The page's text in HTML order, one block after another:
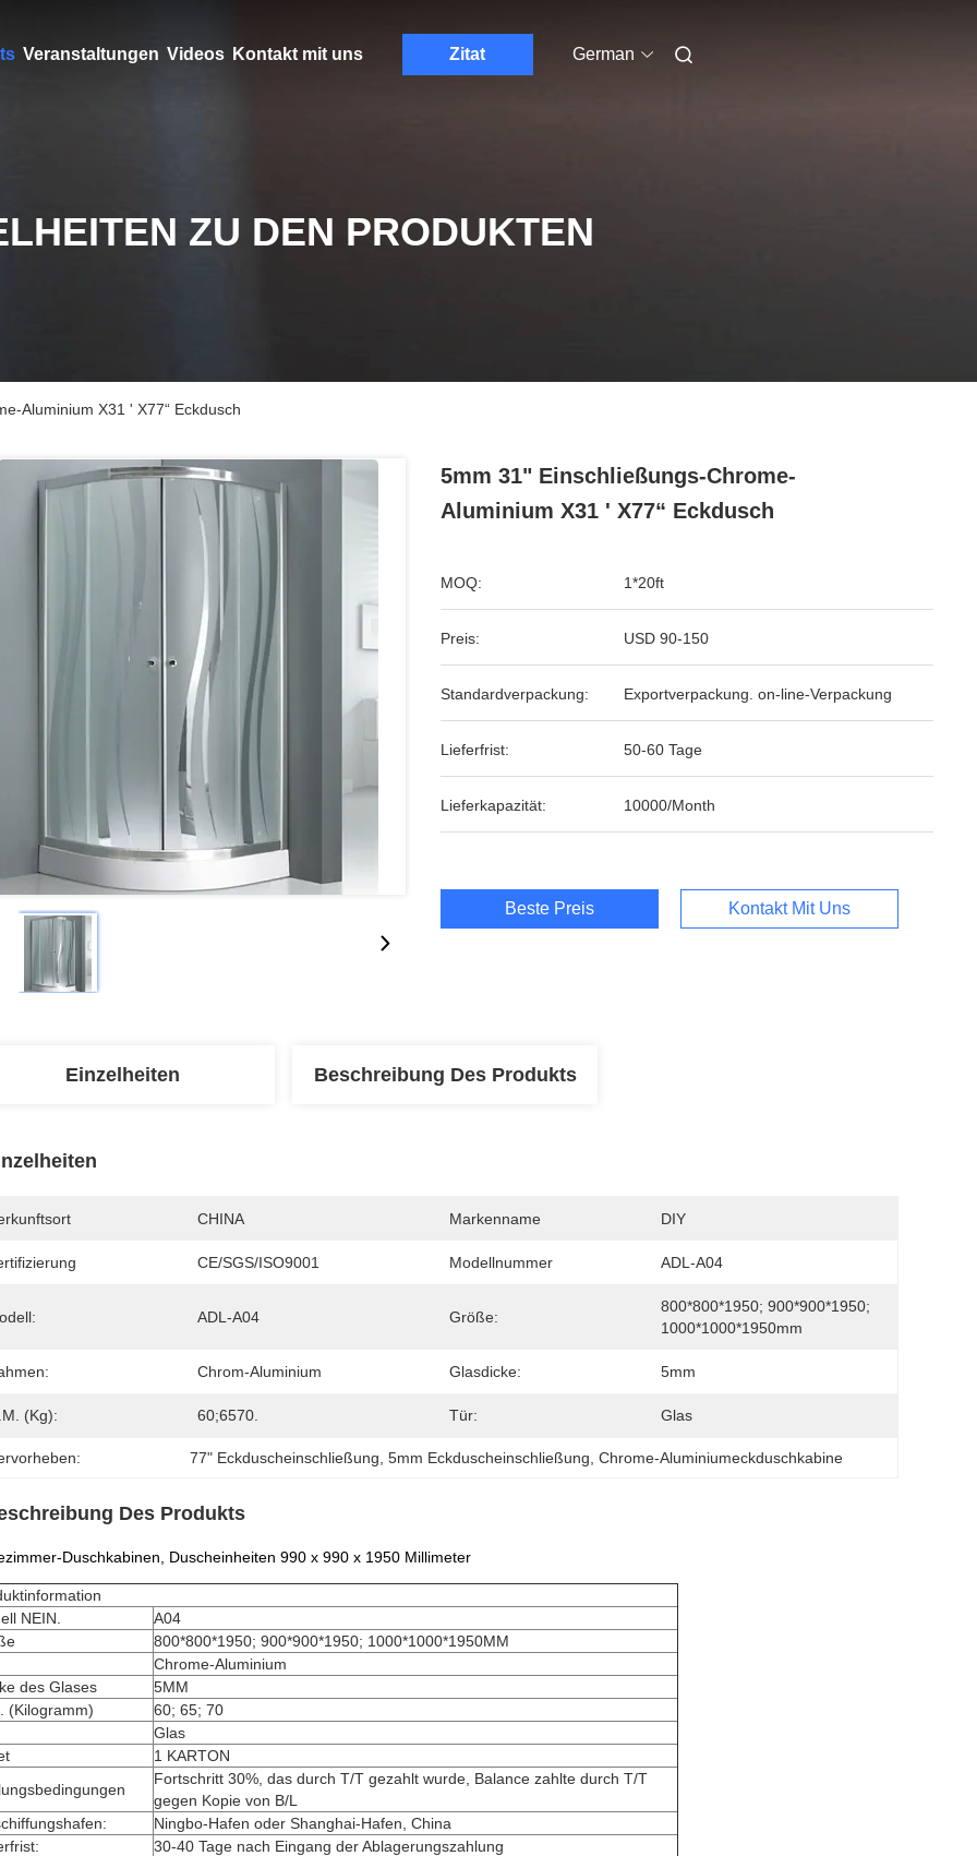
Veranstaltungen Videos Kontakt mit uns Zitat German
ZU DEN PRODUKTEN
Aluminium X31 ' X77“ Eckdusch
5mm 31" Einschließungs-Chrome-
Aluminium X31 ' X77“ Eckdusch
MOQ: 1*20ft
Preis: USD 90-150
Standardverpackung: Exportverpackung. on-line-Verpackung
Lieferfrist: 50-60 Tage
Lieferkapazität: 10000/Month
Beste Preis Kontakt Mit Uns
Einzelheiten Beschreibung Des Produkts
CHINA Markenname DIY
CE/SGS/ISO9001 Modellnummer ADL-A04
ADL-A04 Größe:
800*800*1950; 900*900*1950;
1000*1000*1950mm
Chrom-Aluminium Glasdicke: 5mm
(kg): 60;6570. Tür: Glas
77" Eckduscheinschließung , 5mm Eckduscheinschließung , Chrome-Aluminiumeckduschkabine
Des Produkts
Duschkabinen, Duscheinheiten 990 x 990 x 1950 Millimeter
NEIN.
A04
800*800*1950; 900*900*1950; 1000*1000*1950MM
Chrome-Aluminium
des Glases
5MM
(Kilogramm)
60; 65; 70
Glas
1 KARTON
Fortschritt 30%, das durch T/T gezahlt wurde, Balance zahlte durch T/T
gegen Kopie von B/L
Ningbo-Hafen oder Shanghai-Hafen, China
30-40 Tage nach Eingang der Ablagerungszahlung